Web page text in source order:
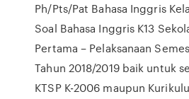
Ph/Pts/Pat Bahasa Inggris
Soal Bahasa Inggris K13
Pertama – Pelaksanaan
Tahun 2018/2019 baik untuk
KTSP K-2006 maupun